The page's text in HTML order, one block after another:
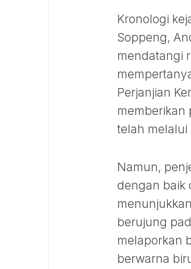
Kronologi
Soppeng,
mendatangi
Perjanjian
memberikan
telah melalui
Namun,
dengan baik
berujung
melaporkan
berwarna